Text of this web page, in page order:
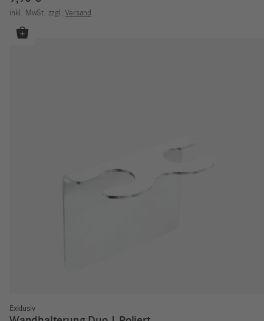
inkl. MwSt. zzgl. Versand
Exklusiv